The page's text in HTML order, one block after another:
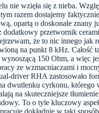
nie wzięła się z nieba.
razem dostajemy
opartą o doskonale znany
dodatkowy przetwornik
że to nic innego jak
na punkt 8 kHz. Całość
150 Ohm, a więc
ze wzmacniaczami i
driver RHA zastosowało
dwutlenku cyrkonu, którego
na skuteczniejsze
To o tyle kluczowy
dokładnie w taki